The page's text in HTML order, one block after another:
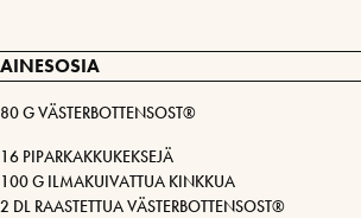
AINESOSIA
80 G VÄSTERBOTTENSOST®
16 PIPARKAKKUKEKSEJÄ
100 G ILMAKUIVATTUA KINKKUA
2 DL RAASTETTUA VÄSTERBOTTENSOST®